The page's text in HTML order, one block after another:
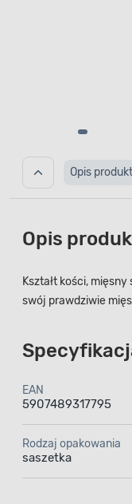
Opis
Opis
Kształt kości,
swój prawdziwie
EAN
5907489317795
Rodzaj opakowania
saszetka